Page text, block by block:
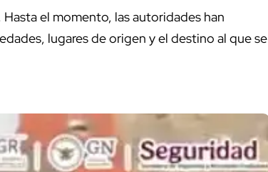
Hasta el momento, las autoridades han
lugares de origen y el destino al que se